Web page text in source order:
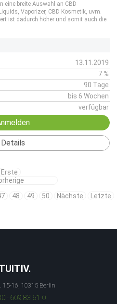
eine breite Auswahl an CBD
Vaporizer, CBD Kosmetik, uvm.
ist dadurch höher und somit auch die
13.11.2019
7 %
90 Tage
bis 6 Wochen
verfügbar
Details
Erste
48 49 50 Nächste Letzte
15-16, 10315 Berlin
- 609 83 61-0